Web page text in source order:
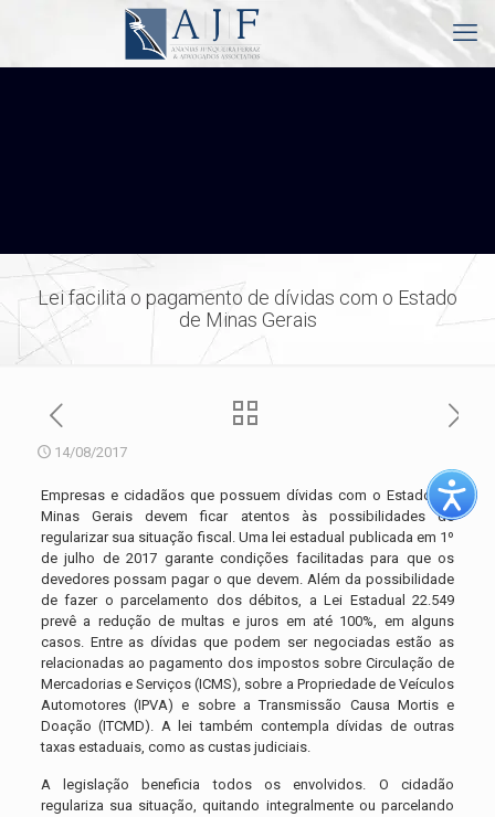
Lei facilita o pagamento de dívidas com o Estado
de Minas Gerais
14/08/2017
Empresas e cidadãos que possuem dívidas com o Estado de
Minas Gerais devem ficar atentos às possibilidades de
regularizar sua situação fiscal. Uma lei estadual publicada em 1º
de julho de 2017 garante condições facilitadas para que os
devedores possam pagar o que devem. Além da possibilidade
de fazer o parcelamento dos débitos, a Lei Estadual 22.549
prevê a redução de multas e juros em até 100%, em alguns
casos. Entre as dívidas que podem ser negociadas estão as
relacionadas ao pagamento dos impostos sobre Circulação de
Mercadorias e Serviços (ICMS), sobre a Propriedade de Veículos
Automotores (IPVA) e sobre a Transmissão Causa Mortis e
Doação (ITCMD). A lei também contempla dívidas de outras
taxas estaduais, como as custas judiciais.
A legislação beneficia todos os envolvidos. O cidadão
regulariza sua situação, quitando integralmente ou parcelando